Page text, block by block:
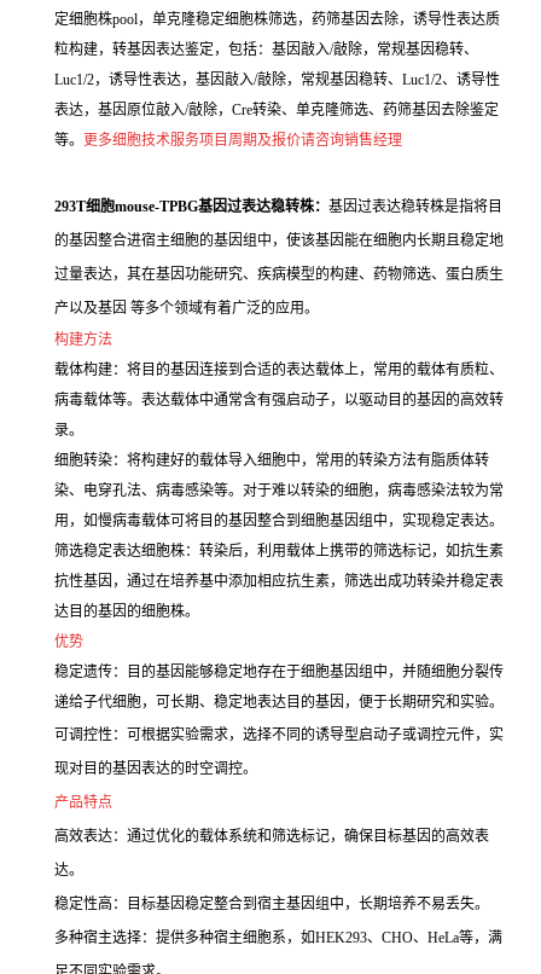
定细胞株pool，单克隆稳定细胞株筛选，药筛基因去除，诱导性表达质
粒构建，转基因表达鉴定，包括：基因敲入/敲除，常规基因稳转、
Luc1/2，诱导性表达，基因敲入/敲除，常规基因稳转、Luc1/2、诱导性
表达，基因原位敲入/敲除，Cre转染、单克隆筛选、药筛基因去除鉴定
等。 更多细胞技术服务项目周期及报价请咨询销售经理
293T细胞mouse-TPBG基因过表达稳转株： 基因过表达稳转株是指将目
的基因整合进宿主细胞的基因组中，使该基因能在细胞内长期且稳定地
过量表达，其在基因功能研究、疾病模型的构建、药物筛选、蛋白质生
产以及基因 等多个领域有着广泛的应用。
构建方法
载体构建：将目的基因连接到合适的表达载体上，常用的载体有质粒、
病毒载体等。表达载体中通常含有强启动子，以驱动目的基因的高效转
录。
细胞转染：将构建好的载体导入细胞中，常用的转染方法有脂质体转
染、电穿孔法、病毒感染等。对于难以转染的细胞，病毒感染法较为常
用，如慢病毒载体可将目的基因整合到细胞基因组中，实现稳定表达。
筛选稳定表达细胞株：转染后，利用载体上携带的筛选标记，如抗生素
抗性基因，通过在培养基中添加相应抗生素，筛选出成功转染并稳定表
达目的基因的细胞株。
优势
稳定遗传：目的基因能够稳定地存在于细胞基因组中，并随细胞分裂传
递给子代细胞，可长期、稳定地表达目的基因，便于长期研究和实验。
可调控性：可根据实验需求，选择不同的诱导型启动子或调控元件，实
现对目的基因表达的时空调控。
产品特点
高效表达：通过优化的载体系统和筛选标记，确保目标基因的高效表
达。
稳定性高：目标基因稳定整合到宿主基因组中，长期培养不易丢失。
多种宿主选择：提供多种宿主细胞系，如HEK293、CHO、HeLa等，满